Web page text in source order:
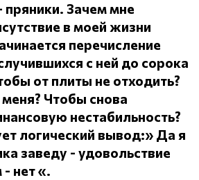
пряники. Зачем мне
в моей жизни
перечисление
с ней до сорока
от плиты не отходить?
Чтобы снова
нестабильность?
логический вывод:» Да я
заведу - удовольствие
- нет «.